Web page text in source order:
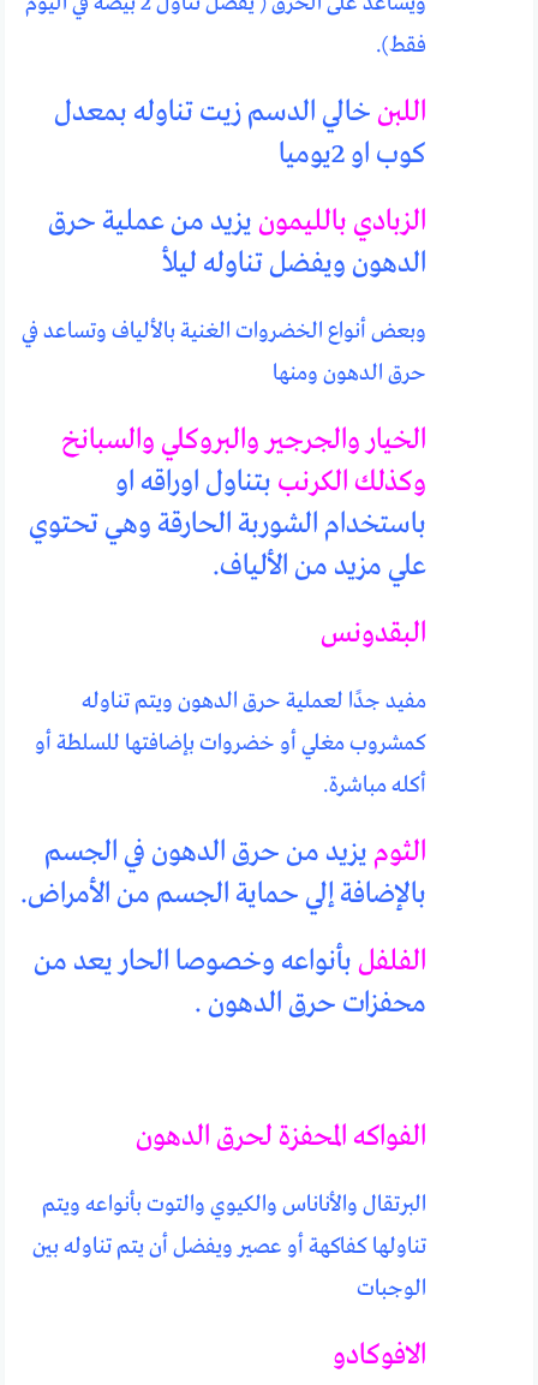
فقط).
اللبن خالي الدسم زيت تناوله بمعدل
كوب او 2يوميا
الزبادي بالليمون يزيد من عملية حرق
الدهون ويفضل تناوله ليلأ
وبعض أنواع الخضروات الغنية بالألياف وتساعد في
حرق الدهون ومنها
الخيار والجرجير والبروكلي والسبانخ
وكذلك الكرنب بتناول اوراقه او
باستخدام الشوربة الحارقة وهي تحتوي
علي مزيد من الألياف.
البقدونس
مفيد جدًا لعملية حرق الدهون ويتم تناوله
كمشروب مغلي أو خضروات بإضافتها للسلطة أو
أكله مباشرة.
الثوم يزيد من حرق الدهون في الجسم
بالإضافة إلي حماية الجسم من الأمراض.
الفلفل بأنواعه وخصوصا الحار يعد من
محفزات حرق الدهون .
الفواكه المحفزة لحرق الدهون
البرتقال والأناناس والكيوي والتوت بأنواعه ويتم
تناولها كفاكهة أو عصير ويفضل أن يتم تناوله بين
الوجبات
الافوكادو